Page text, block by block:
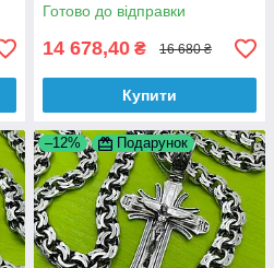
Готово до відправки
14 678,40 ₴ 16 680 ₴
Купити
–12% Подарунок